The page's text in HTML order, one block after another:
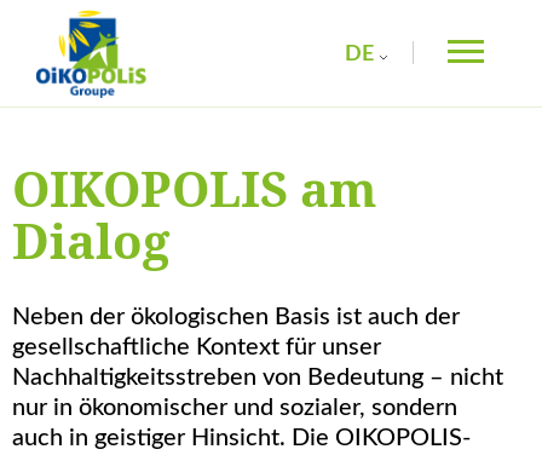
DE
FR
Geben Sie ein
Stichwort ein
OIKOPOLIS am
Dialog
Neben der ökologischen Basis ist auch der
gesellschaftliche Kontext für unser
Nachhaltigkeitsstreben von Bedeutung – nicht
nur in ökonomischer und sozialer, sondern
auch in geistiger Hinsicht. Die OIKOPOLIS-